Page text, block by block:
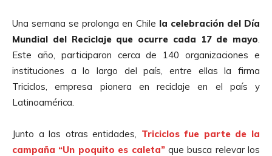
Una semana se prolonga en Chile la celebración del Día
Mundial del Reciclaje que ocurre cada 17 de mayo
Este año, participaron cerca de 140 organizaciones e
instituciones a lo largo del país, entre ellas la firma
Triciclos, empresa pionera en reciclaje en el país y
Latinoamérica.
Junto a las otras entidades,
Triciclos fue parte de la
campaña “Un poquito es caleta”que busca relevar los